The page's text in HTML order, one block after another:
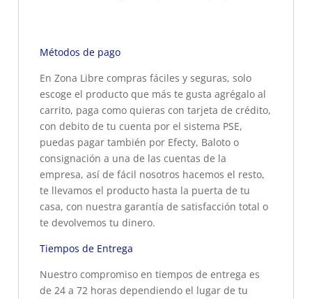
Métodos de pago
En Zona Libre compras fáciles y seguras, solo
escoge el producto que más te gusta agrégalo al
carrito, paga como quieras con tarjeta de crédito,
con debito de tu cuenta por el sistema PSE,
puedas pagar también por Efecty, Baloto o
consignación a una de las cuentas de la
empresa, así de fácil nosotros hacemos el resto,
te llevamos el producto hasta la puerta de tu
casa, con nuestra garantía de satisfacción total o
te devolvemos tu dinero.
Tiempos de Entrega
Nuestro compromiso en tiempos de entrega es
de 24 a 72 horas dependiendo el lugar de tu